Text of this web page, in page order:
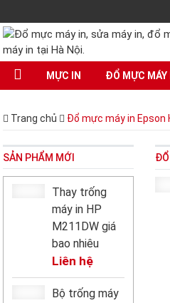
MỰC IN ĐỔ MỰC MÁY
Trang chủ Đổ mực máy in Epson
SẢN PHẨM MỚI
Thay trống
máy in HP
M211DW giá
bao nhiêu
Liên hệ
Bộ trống máy
ĐỔ